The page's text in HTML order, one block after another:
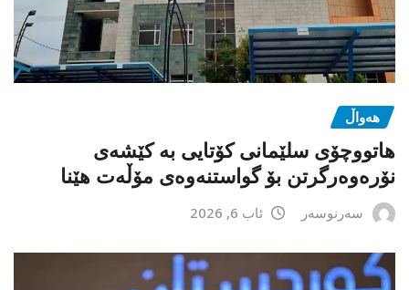
هەواڵ
هاتووچۆی سلێمانی کۆتایی بە کێشەی
نۆرەوەرگرتن بۆ گواستنەوەی مۆڵەت هێنا
سەرنوسەر ئاب 6, 2026